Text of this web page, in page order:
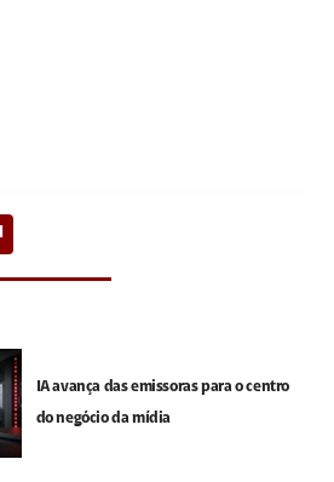
IA avança das emissoras para o centro
do negócio da mídia